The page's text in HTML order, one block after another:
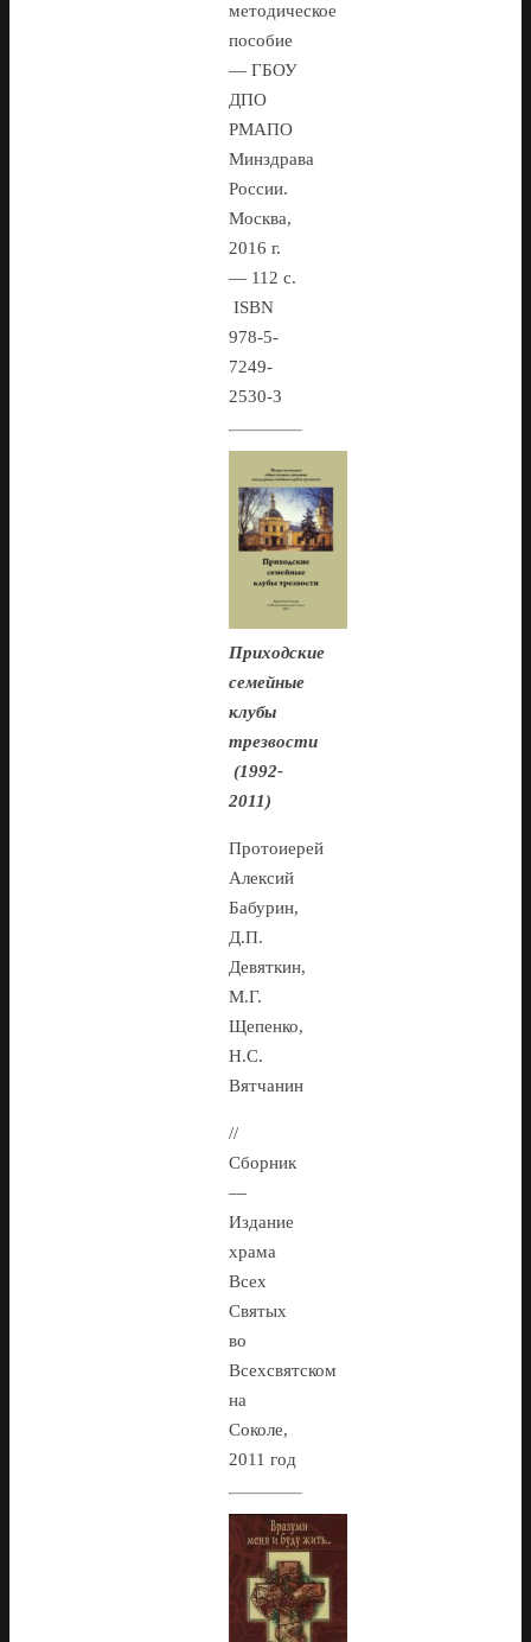
методическое
пособие
— ГБОУ
ДПО
РМАПО
Минздрава
России.
Москва,
2016 г.
— 112 с.
ISBN
978-5-
7249-
2530-3
Приходские
семейные
клубы
трезвости
(1992-
2011)
Протоиерей
Алексий
Бабурин,
Д.П.
Девяткин,
М.Г.
Щепенко,
Н.С.
Вятчанин
//
Сборник
—
Издание
храма
Всех
Святых
во
Всехсвятском
на
Соколе,
2011 год